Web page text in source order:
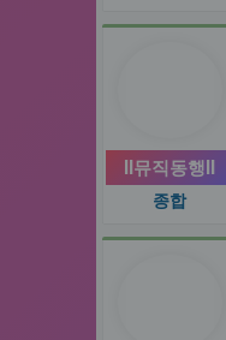
II뮤직동행II
종합